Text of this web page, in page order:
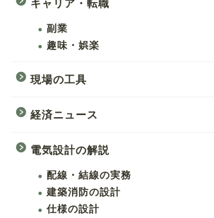
キャリア・転職
副業
趣味・娯楽
現場の工具
経済ニュース
電気設計の解説
配線・結線の実務
建築消防の設計
仕様の設計